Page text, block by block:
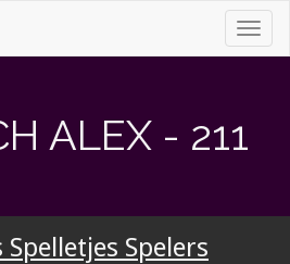
ALEX - 211
Spelers